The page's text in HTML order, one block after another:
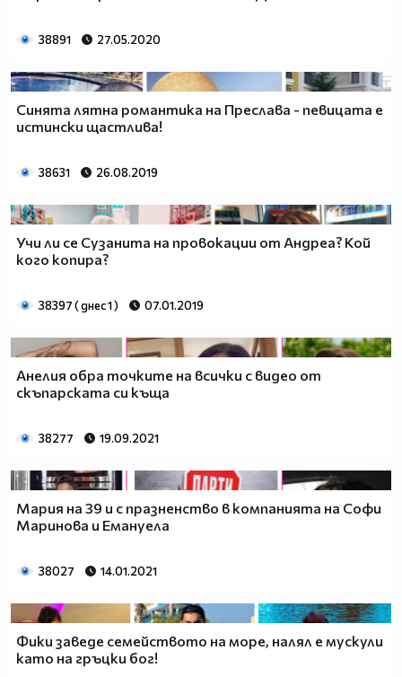
38891 27.05.2020
Синята лятна романтика на Преслава - певицата е
истински щастлива!
38631 26.08.2019
Учи ли се Сузанита на провокации от Андреа? Кой
кого копира?
38397 ( днес 1 ) 07.01.2019
Анелия обра точките на всички с видео от
скъпарската си къща
38277 19.09.2021
Мария на 39 и с празненство в компанията на Софи
Маринова и Емануела
38027 14.01.2021
Фики заведе семейството на море, налял е мускули
като на гръцки бог!